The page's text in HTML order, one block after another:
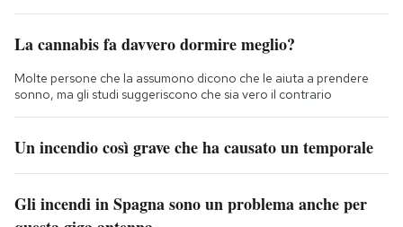
La cannabis fa davvero dormire meglio?
Molte persone che la assumono dicono che le aiuta a prendere
sonno, ma gli studi suggeriscono che sia vero il contrario
Un incendio così grave che ha causato un temporale
Gli incendi in Spagna sono un problema anche per